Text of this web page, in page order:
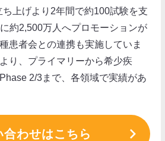
上げより2年間で約100試験を支
約2,500万人へプロモーションが
患者会との連携も実施していま
り、プライマリーから希少疾
2/3まで、各領域で実績があ
合わせはこちら